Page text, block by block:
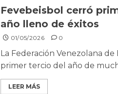
Fevebeisbol cerró
año lleno de éxitos
01/05/2026 0
La Federación Venezolana
primer tercio del año de
LEER MÁS